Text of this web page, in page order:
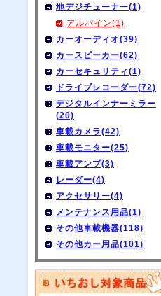
地デジチューナー(1)
アルパイン(1)
カーオーディオ(39)
カースピーカー(62)
カーセキュリティ(1)
ドライブレコーダー(72)
デジタルインナーミラー
(20)
車載カメラ(42)
車載モニター(25)
車載アンプ(3)
レーダー(4)
アクセサリー(4)
メンテナンス用品(1)
その他車載機器(118)
その他カー用品(101)